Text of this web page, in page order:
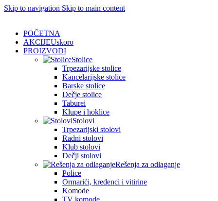
Skip to navigation Skip to main content
POČETNA
AKCIJEUskoro
PROIZVODI
Stolice
Trpezarijske stolice
Kancelarijske stolice
Barske stolice
Dečje stolice
Taburei
Klupe i hoklice
Stolovi
Trpezarijski stolovi
Radni stolovi
Klub stolovi
Dečji stolovi
Rešenja za odlaganje
Police
Ormarići, kredenci i vitirine
Komode
TV komode